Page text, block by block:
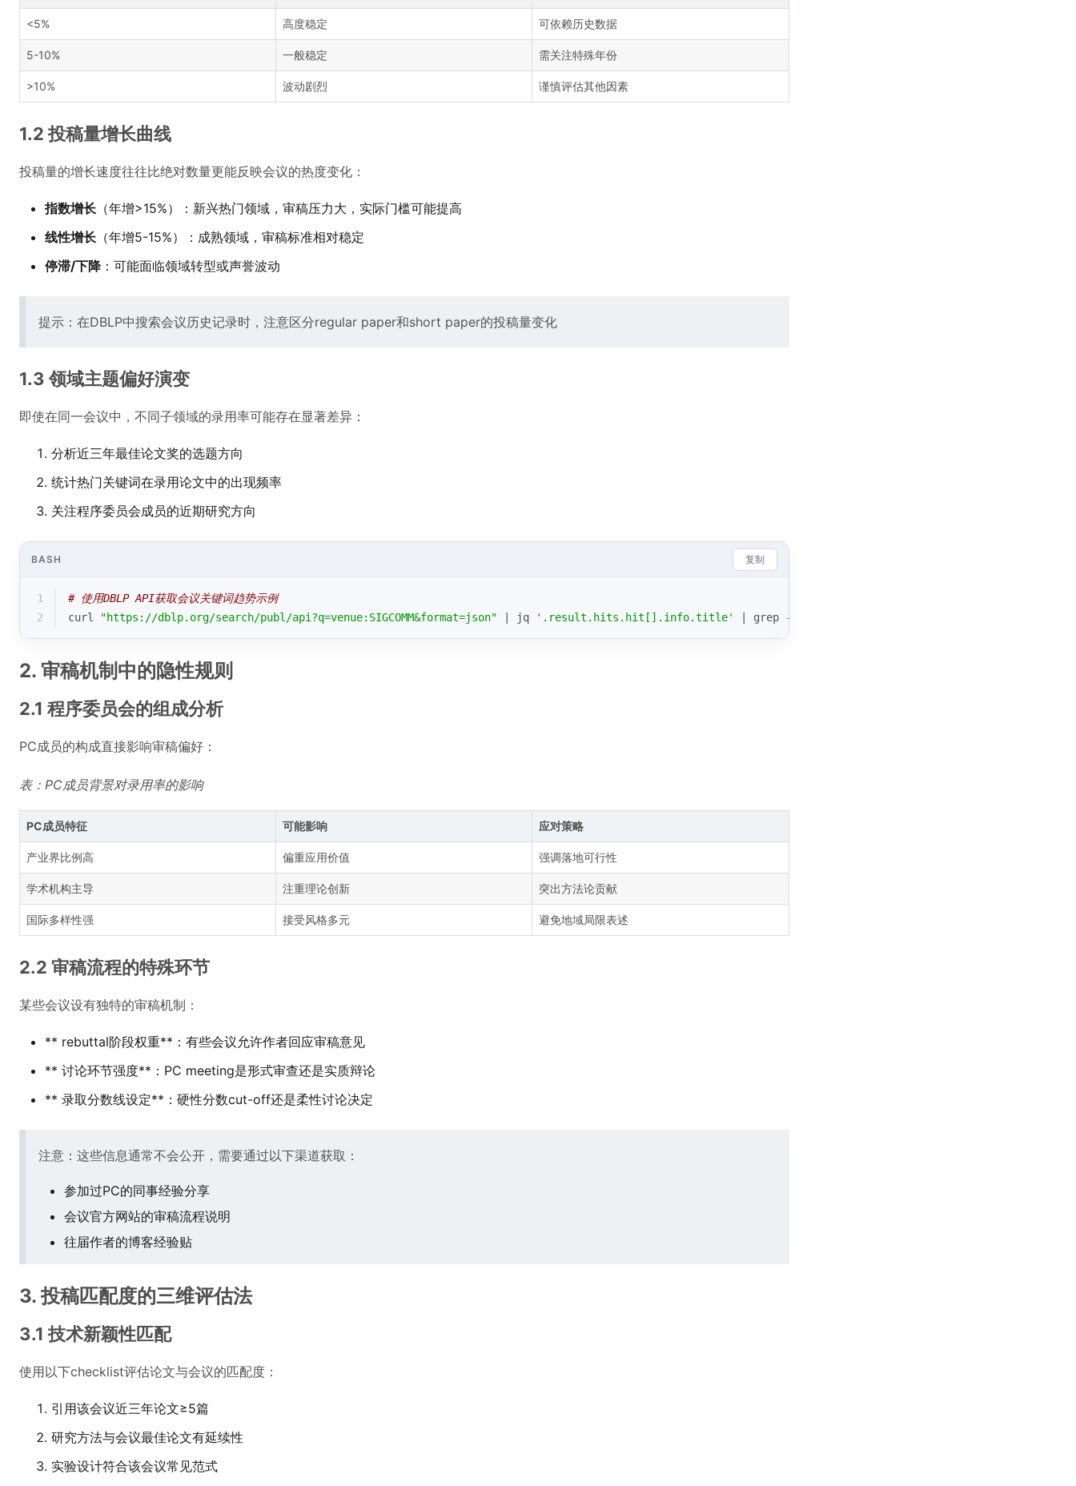
<5% 高度稳定 可依赖历史数据
5-10% 一般稳定 需关注特殊年份
>10% 波动剧烈 谨慎评估其他因素
1.2 投稿量增长曲线
投稿量的增长速度往往比绝对数量更能反映会议的热度变化：
指数增长 （年增>15%）：新兴热门领域，审稿压力大，实际门槛可能提高
线性增长 （年增5-15%）：成熟领域，审稿标准相对稳定
停滞/下降 ：可能面临领域转型或声誉波动
提示：在DBLP中搜索会议历史记录时，注意区分regular paper和short paper的投稿量变化
1.3 领域主题偏好演变
即使在同一会议中，不同子领域的录用率可能存在显著差异：
分析近三年最佳论文奖的选题方向
统计热门关键词在录用论文中的出现频率
关注程序委员会成员的近期研究方向
BASH 复制
1
# 使用DBLP API获取会议关键词趋势示例
2
curl "https://dblp.org/search/publ/api?q=venue:SIGCOMM&format=json" | jq '.result.hits.hit[].info.title' | grep -oE
2. 审稿机制中的隐性规则
2.1 程序委员会的组成分析
PC成员的构成直接影响审稿偏好：
表：PC成员背景对录用率的影响
PC成员特征 可能影响 应对策略
产业界比例高 偏重应用价值 强调落地可行性
学术机构主导 注重理论创新 突出方法论贡献
国际多样性强 接受风格多元 避免地域局限表述
2.2 审稿流程的特殊环节
某些会议设有独特的审稿机制：
** rebuttal阶段权重**：有些会议允许作者回应审稿意见
** 讨论环节强度**：PC meeting是形式审查还是实质辩论
** 录取分数线设定**：硬性分数cut-off还是柔性讨论决定
注意：这些信息通常不会公开，需要通过以下渠道获取：
参加过PC的同事经验分享
会议官方网站的审稿流程说明
往届作者的博客经验贴
3. 投稿匹配度的三维评估法
3.1 技术新颖性匹配
使用以下checklist评估论文与会议的匹配度：
引用该会议近三年论文≥5篇
研究方法与会议最佳论文有延续性
实验设计符合该会议常见范式